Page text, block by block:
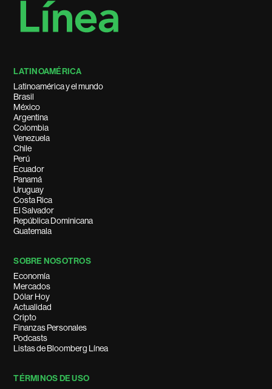
LATINOAMÉRICA
Latinoamérica y el mundo
Brasil
México
Argentina
Colombia
Venezuela
Chile
Perú
Ecuador
Panamá
Uruguay
Costa Rica
El Salvador
República Dominicana
Guatemala
SOBRE NOSOTROS
Economía
Mercados
Dólar Hoy
Actualidad
Cripto
Finanzas Personales
Podcasts
Listas de Bloomberg Línea
TÉRMINOS DE USO